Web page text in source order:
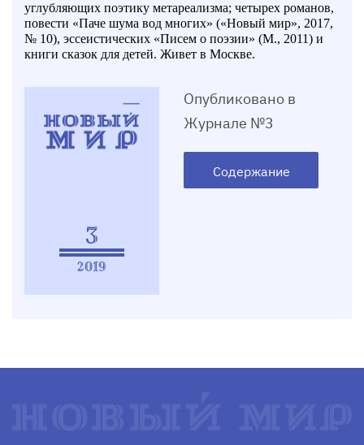
углубляющих поэтику метареализма; четырех романов,
повести «Паче шума вод многих» («Новый мир», 2017,
№ 10), эссеистических «Писем о поэзии» (М., 2011) и
книги сказок для детей. Живет в Москве.
3
2019
Опубликовано в
Журнале №3
Содержание